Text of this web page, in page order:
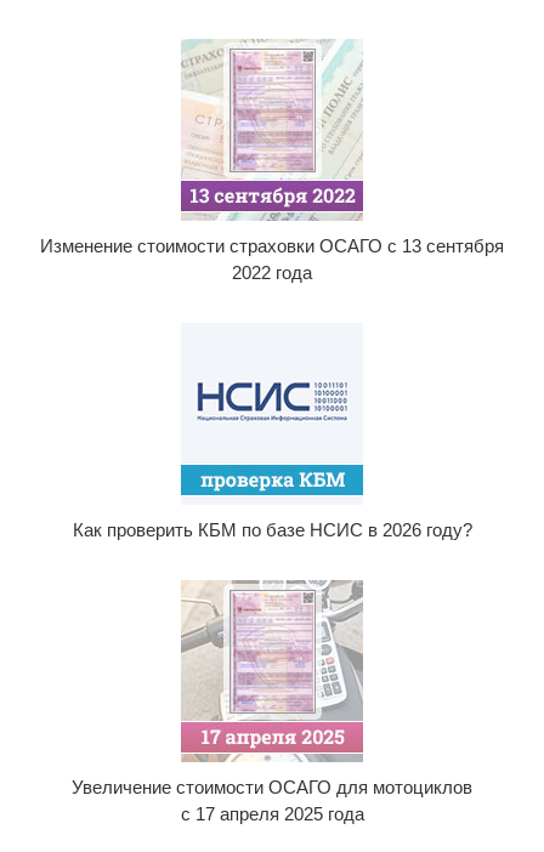
Изменение стоимости страховки ОСАГО с 13 сентября
2022 года
Как проверить КБМ по базе НСИС в 2026 году?
Увеличение стоимости ОСАГО для мотоциклов
с 17 апреля 2025 года